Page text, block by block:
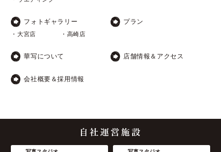
フォトギャラリー
・大宮店 ・高崎店
プラン
華写について 店舗情報＆アクセス
会社概要＆採用情報